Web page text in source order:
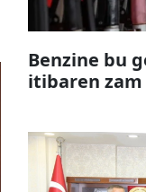
Benzine bu
itibaren